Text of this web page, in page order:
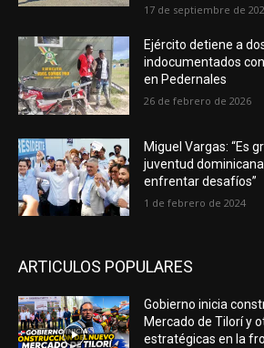
17 de septiembre de
Ejército detiene a
indocumentados
en Pedernales
26 de febrero de 2026
Miguel Vargas: “Es
juventud
enfrentar desafíos”
1 de febrero de 2024
ARTICULOS POPULARES
Gobierno inicia
Mercado de Tilorí y
estratégicas en la